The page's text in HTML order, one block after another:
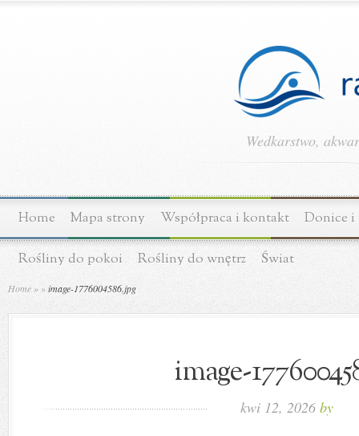
Wedkarstwo,
Home Mapa strony Współpraca i kontakt Donice i
Rośliny do pokoi Rośliny do wnętrz Świat
Home » »image-1776004586.jpg
image-
kwi 12, 2026 by